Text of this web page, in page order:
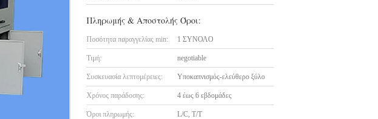
Πληρωμής & Αποστολής Όροι:
Ποσότητα παραγγελίας min: 1 ΣΥΝΟΛΟ
Τιμή: negotiable
Συσκευασία λεπτομέρειες: Υποκαπνισμός-ελεύθερο ξύλο
Χρόνος παράδοσης: 4 έως 6 εβδομάδες
Όροι πληρωμής: L/C, T/T